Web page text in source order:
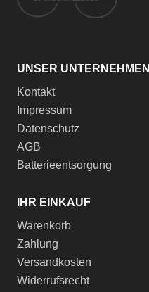
UNSER UNTERNEHMEN
Kontakt
Impressum
Datenschutz
AGB
Batterieentsorgung
IHR EINKAUF
Warenkorb
Zahlung
Versandkosten
Widerrufsrecht